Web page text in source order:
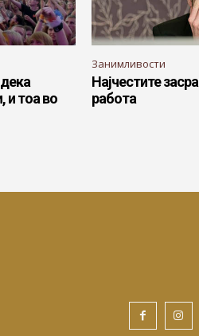
и тоа во
Занимливости
Најчестите
работа